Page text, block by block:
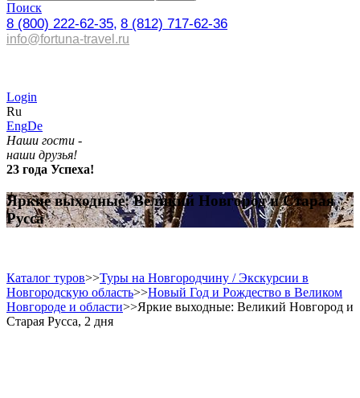
Поиск
8 (800) 222-62-35, 8 (812) 717-62-36
info@fortuna-travel.ru
Login
Ru
EngDe
Наши гости -
наши друзья!
23 года Успеха!
Яркие выходные: Великий Новгород и Старая
Русса
Каталог туров>>Туры на Новгородчину / Экскурсии в
Новгородскую область>>Новый Год и Рождество в Великом
Новгороде и области>>Яркие выходные: Великий Новгород и
Старая Русса, 2 дня